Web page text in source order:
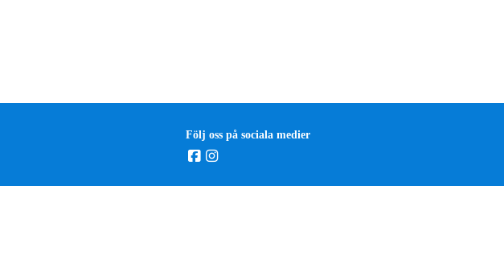
Följ oss på sociala medier